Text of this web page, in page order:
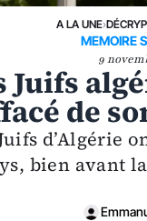
A LA UNE›
MEMOIRE
9
de
d’Algérie
bien avant